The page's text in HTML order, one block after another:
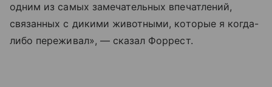
одним из самых замечательных впечатлений,
связанных с дикими животными, которые я когда-
либо переживал», — сказал Форрест.